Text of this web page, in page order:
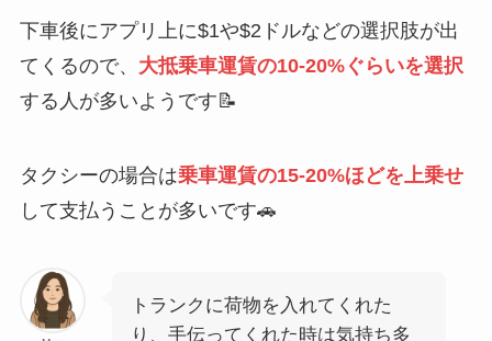
下車後にアプリ上に$1や$2ドルなどの選択肢が出
てくるので、 大抵乗車運賃の10-20%ぐらいを選択
する人が多いようです📝
タクシーの場合は乗車運賃の15-20%ほどを上乗せ
して支払うことが多いです🚗
トランクに荷物を入れてくれた
り、手伝ってくれた時は気持ち多